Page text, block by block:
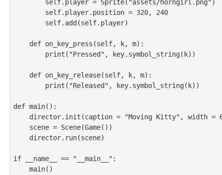
def main():
if __name__ == "__main__":